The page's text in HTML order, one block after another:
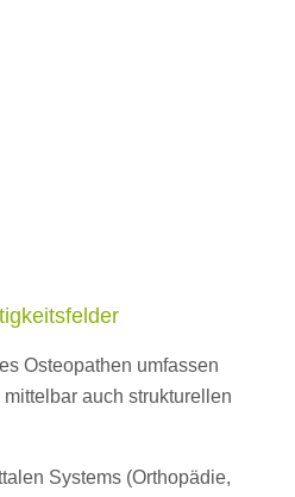
Osteopathen umfassen
auch strukturellen
Systems (Orthopädie,